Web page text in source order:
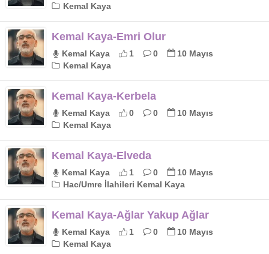
Kemal Kaya
Kemal Kaya-Emri Olur
Kemal Kaya 1 0
10 Mayıs
Kemal Kaya
Kemal Kaya-Kerbela
Kemal Kaya 0 0
10 Mayıs
Kemal Kaya
Kemal Kaya-Elveda
Kemal Kaya 1 0
10 Mayıs
Hac/Umre İlahileri Kemal Kaya
Kemal Kaya-Ağlar Yakup Ağlar
Kemal Kaya 1 0
10 Mayıs
Kemal Kaya